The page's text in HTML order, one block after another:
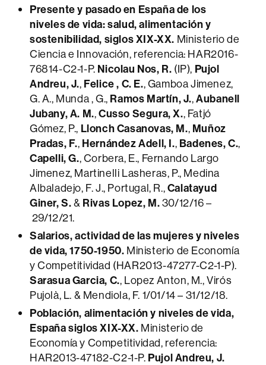
Presente y pasado en España de los
niveles de vida: salud, alimentación y
sostenibilidad, siglos XIX-XX. Ministerio de
Ciencia e Innovación, referencia: HAR2016-
76814-C2-1-P. Nicolau Nos, R. (IP), Pujol
Andreu, J., Felice , C. E., Gamboa Jimenez,
G. A., Munda , G., Ramos Martín, J.,Aubanell
Jubany, A. M.,Cusso Segura, X., Fatjó
Gómez, P., Llonch Casanovas, M., Muñoz
Pradas, F., Hernández Adell, I., Badenes, C.,
Capelli, G., Corbera, E., Fernando Largo
Jimenez, Martinelli Lasheras, P., Medina
Albaladejo, F. J., Portugal, R.,Calatayud
Giner, S.& Rivas Lopez, M.30/12/16 –
29/12/21.
Salarios, actividad de las mujeres y niveles
de vida, 1750-1950. Ministerio de Economía
y Competitividad (HAR2013-47277-C2-1-P).
Sarasua Garcia, C., Lopez Anton, M., Virós
Pujolà, L. & Mendiola, F. 1/01/14 – 31/12/18.
Población, alimentación y niveles de vida,
España siglos XIX-XX. Ministerio de
Economía y Competitividad, referencia:
HAR2013-47182-C2-1-P. Pujol Andreu, J.